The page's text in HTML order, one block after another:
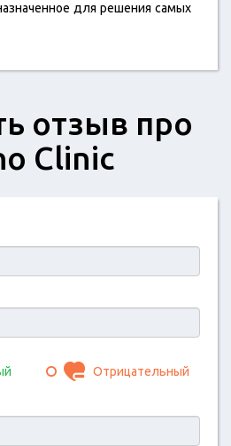
для решения самых
отзыв про
Clinic
Отрицательный